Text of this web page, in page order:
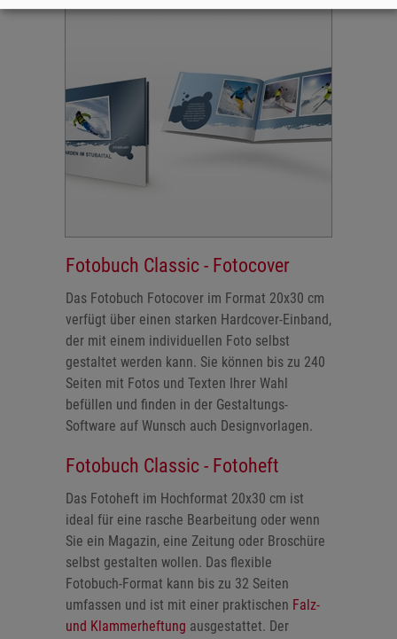
Fotobuch Classic - Fotocover
Das Fotobuch Fotocover im Format 20x30 cm
verfügt über einen starken Hardcover-Einband,
der mit einem individuellen Foto selbst
gestaltet werden kann. Sie können bis zu 240
Seiten mit Fotos und Texten Ihrer Wahl
befüllen und finden in der Gestaltungs-
Software auf Wunsch auch Designvorlagen.
Fotobuch Classic - Fotoheft
Das Fotoheft im Hochformat 20x30 cm ist
ideal für eine rasche Bearbeitung oder wenn
Sie ein Magazin, eine Zeitung oder Broschüre
selbst gestalten wollen. Das flexible
Fotobuch-Format kann bis zu 32 Seiten
umfassen und ist mit einer praktischen Falz-
und Klammerheftung ausgestattet. Der